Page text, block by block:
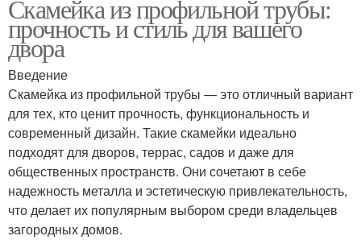
Скамейка из профильной трубы:
прочность и стиль для вашего
двора
Введение
Скамейка из профильной трубы — это отличный вариант
для тех, кто ценит прочность, функциональность и
современный дизайн. Такие скамейки идеально
подходят для дворов, террас, садов и даже для
общественных пространств. Они сочетают в себе
надежность металла и эстетическую привлекательность,
что делает их популярным выбором среди владельцев
загородных домов.